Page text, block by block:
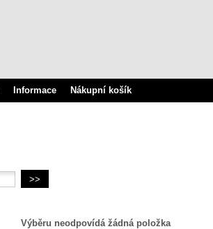
Informace Nákupní košík
Výběru neodpovídá žádná položka